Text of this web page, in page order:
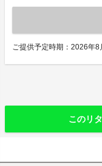
ご提供予定時期：2026年8
このリ